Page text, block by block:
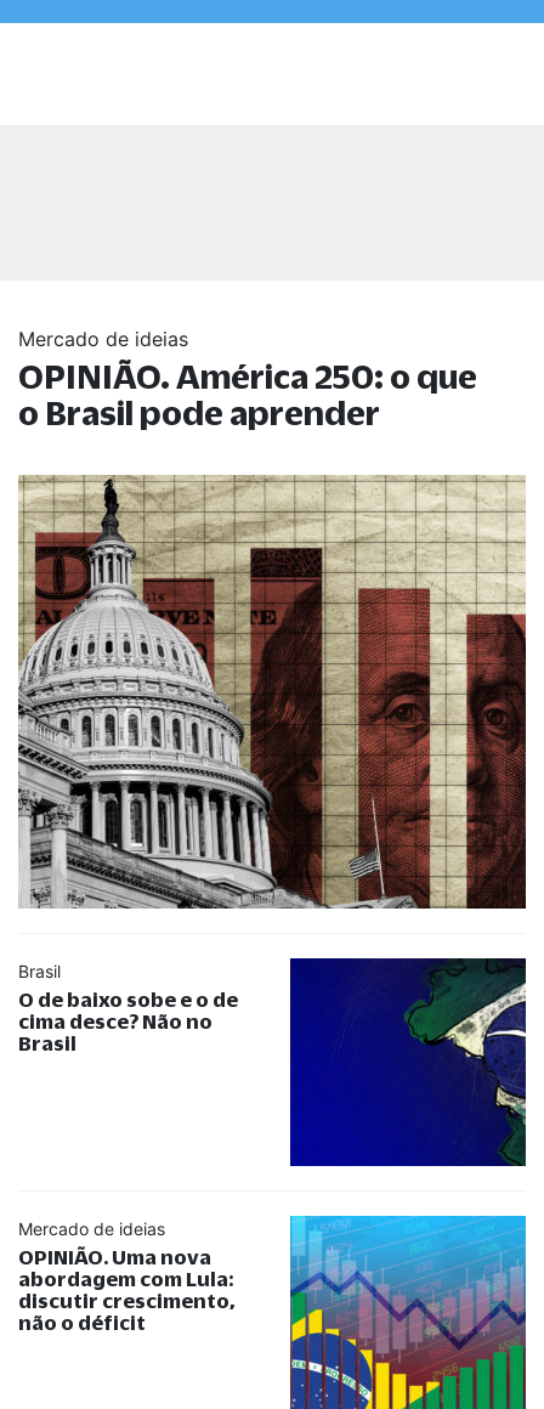
Mercado de ideias
OPINIÃO. América 250: o que
o Brasil pode aprender
Brasil
O de baixo sobe e o de
cima desce? Não no
Brasil
Mercado de ideias
OPINIÃO. Uma nova
abordagem com Lula:
discutir crescimento,
não o déficit